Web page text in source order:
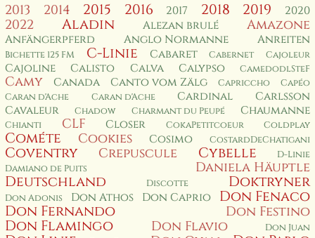
2013 2014 2015 2016 2017 2018 2019 2020
2022 Aladin Alezan brulé Amazone
Anfängerpferd Anglo Normanne Anreiten
Bichette 125 FM C-Linie Cabaret Cabernet Cajoleur
Cajoline Calisto Calva Calypso CamedodlSteF
Camy Canada Canto vom Zälg Capriccho
Capéo
Caran d'Ache
Caran d'Ache Cardinal
Carlsson
Cavaleur
Chadow Charmant du Peupé Chaumanne
Chianti CLF Closer CokaPetitcoeur Coldplay
Cométe Cookies Cosimo CostardDeChatigani
Coventry Crepuscule Cybelle
D-Linie
Damiano de Puits
Daniela Häuptle
Deutschland Discotte Doktryner
Don Adonis Don Athos Don Caprio
Don Fenaco
Don Fernando
Don Festino
Don Flamingo Don Flavio Don Juan